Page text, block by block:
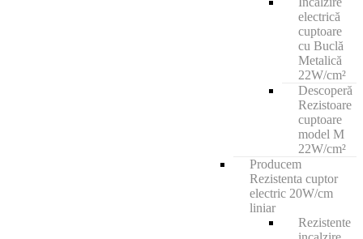
electrică
cuptoare
cu Buclă
Metalică
22W/cm²
Descoperă
Rezistoare
cuptoare
model M
22W/cm²
Producem
Rezistenta cuptor
electric 20W/cm
liniar
Rezistente